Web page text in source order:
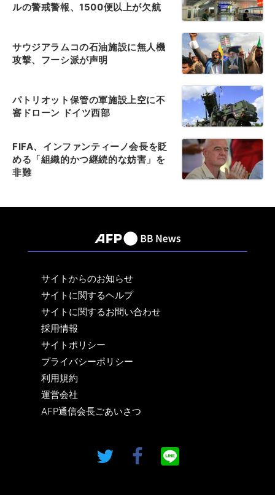
ルの警戒警報、1500便以上が欠航
サウジアラムコの石油施設に無人機
攻撃、フーシ派が声明
パトリオット保管の軍施設上空に不
審ドローン ドイツ西部
FIFA、インファンティーノ会長を貶
める「組織的かつ継続的な妨害」を
非難
サイトからのお知らせ
サイトに関するヘルプ
サイトに関するお問い合わせ
採用情報
サイトポリシー
プライバシーポリシー
利用規約
運営会社
AFP通信会長ごあいさつ